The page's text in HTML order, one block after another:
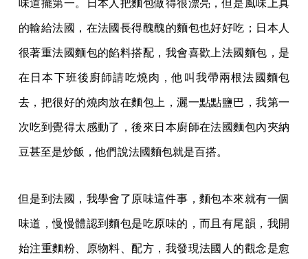
味道擺第一。日本人把麵包做得很漂亮，但是風味上真
的輸給法國，在法國長得醜醜的麵包也好好吃；日本人
很著重法國麵包的餡料搭配，我會喜歡上法國麵包，是
在日本下班後廚師請吃燒肉，他叫我帶兩根法國麵包
去，把很好的燒肉放在麵包上，灑一點點鹽巴，我第一
次吃到覺得太感動了，後來日本廚師在法國麵包內夾納
豆甚至是炒飯，他們說法國麵包就是百搭。
但是到法國，我學會了原味這件事，麵包本來就有一個
味道，慢慢體認到麵包是吃原味的，而且有尾韻，我開
始注重麵粉、原物料、配方，我發現法國人的觀念是愈